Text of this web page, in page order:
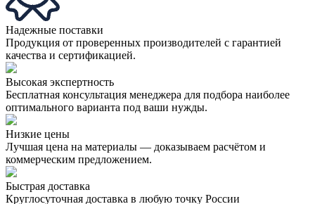
Надежные поставки
Продукция от проверенных производителей с гарантией
качества и сертификацией.
Высокая экспертность
Бесплатная консультация менеджера для подбора наиболее
оптимального варианта под ваши нужды.
Низкие цены
Лучшая цена на материалы — доказываем расчётом и
коммерческим предложением.
Быстрая доставка
Круглосуточная доставка в любую точку России